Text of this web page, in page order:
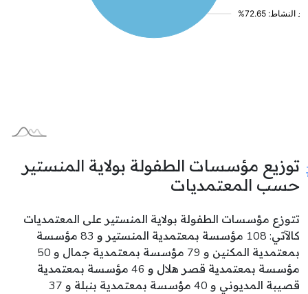
توزيع مؤسسات الطفولة بولاية المنستير
حسب المعتمديات
تتوزع مؤسسات الطفولة بولاية المنستير على المعتمديات
كالآتي: 108 مؤسسة بمعتمدية المنستير و 83 مؤسسة
بمعتمدية المكنين و 79 مؤسسة بمعتمدية جمال و 50
مؤسسة بمعتمدية قصر هلال و 46 مؤسسة بمعتمدية
قصيبة المديوني و 40 مؤسسة بمعتمدية بنبلة و 37